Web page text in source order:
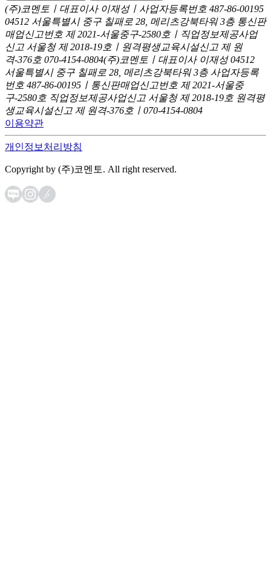
(주)코멘토ㅣ대표이사 이재성ㅣ사업자등록번호 487-86-00195
04512 서울특별시 중구 칠패로 28, 메리츠강북타워 3층 통신판
매업신고번호 제 2021-서울중구-2580호ㅣ직업정보제공사업
신고 서울청 제 2018-19호ㅣ원격평생교육시설신고 제 원
격-376호 070-4154-0804(주)코멘토ㅣ대표이사 이재성 04512
서울특별시 중구 칠패로 28, 메리츠강북타워 3층 사업자등록
번호 487-86-00195ㅣ통신판매업신고번호 제 2021-서울중
구-2580호 직업정보제공사업신고 서울청 제 2018-19호 원격평
생교육시설신고 제 원격-376호ㅣ070-4154-0804
이용약관
개인정보처리방침
Copyright by (주)코멘토. All right reserved.